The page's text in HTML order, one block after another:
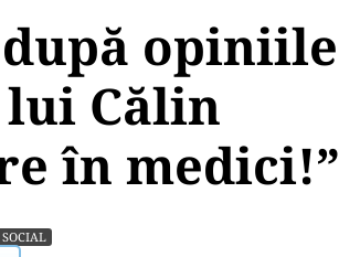
opiniile
lui Călin
în medici!”
SOCIAL